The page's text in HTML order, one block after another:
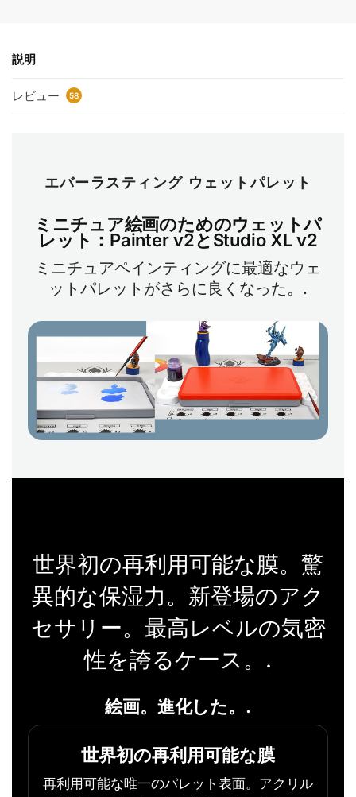
説明
レビュー 58
エバーラスティング ウェットパレット
ミニチュア絵画のためのウェットパ
レット：Painter v2とStudio XL v2
ミニチュアペインティングに最適なウェ
ットパレットがさらに良くなった。.
世界初の再利用可能な膜。驚
異的な保湿力。新登場のアク
セサリー。最高レベルの気密
性を誇るケース。.
絵画。進化した。.
世界初の再利用可能な膜
再利用可能な唯一のパレット表面。アクリル